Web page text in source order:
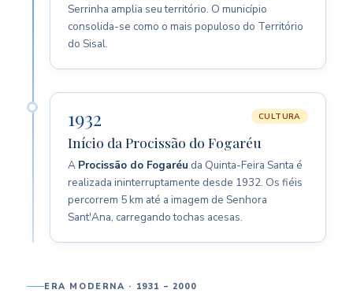
Serrinha amplia seu território. O município
consolida-se como o mais populoso do Território
do Sisal.
1932 CULTURA
Início da Procissão do Fogaréu
A Procissão do Fogaréu da Quinta-Feira Santa é
realizada ininterruptamente desde 1932. Os fiéis
percorrem 5 km até a imagem de Senhora
Sant'Ana, carregando tochas acesas.
ERA MODERNA · 1931 – 2000